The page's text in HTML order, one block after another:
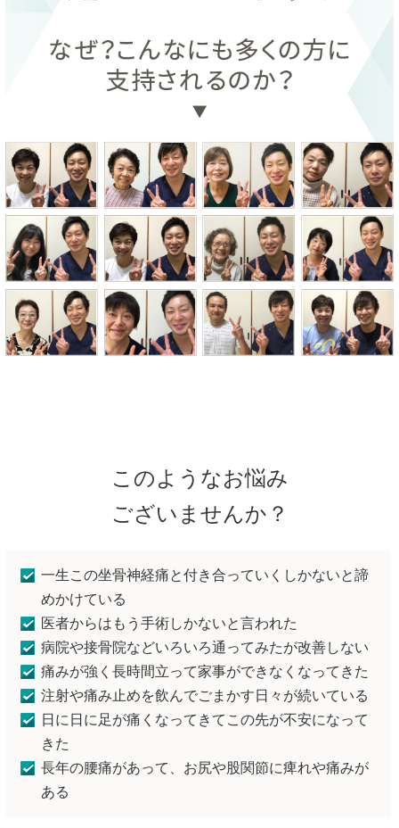
このようなお悩み
ございませんか？
一生この坐骨神経痛と付き合っていくしかないと諦
めかけている
医者からはもう手術しかないと言われた
病院や接骨院などいろいろ通ってみたが改善しない
痛みが強く長時間立って家事ができなくなってきた
注射や痛み止めを飲んでごまかす日々が続いている
日に日に足が痛くなってきてこの先が不安になって
きた
長年の腰痛があって、お尻や股関節に痺れや痛みが
ある